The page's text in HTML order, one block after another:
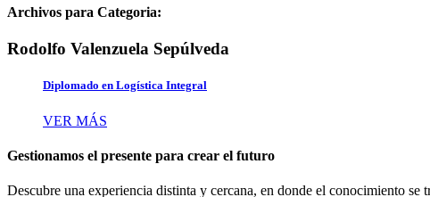
Archivos para Categoria:
Rodolfo Valenzuela Sepúlveda
Diplomado en Logística Integral
VER MÁS
Gestionamos el presente para crear el futuro
Descubre una experiencia distinta y cercana, en donde el conocimiento se